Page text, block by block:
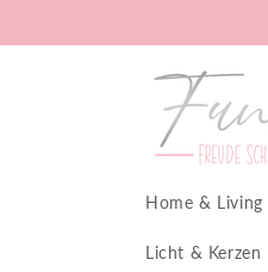
Inhalt
Home & Living
Licht & Kerzen